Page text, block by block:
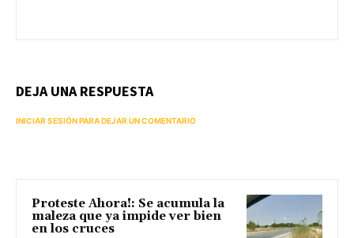
DEJA UNA RESPUESTA
INICIAR SESIÓN PARA DEJAR UN COMENTARIO
Proteste Ahora!: Se acumula la
maleza que ya impide ver bien
en los cruces